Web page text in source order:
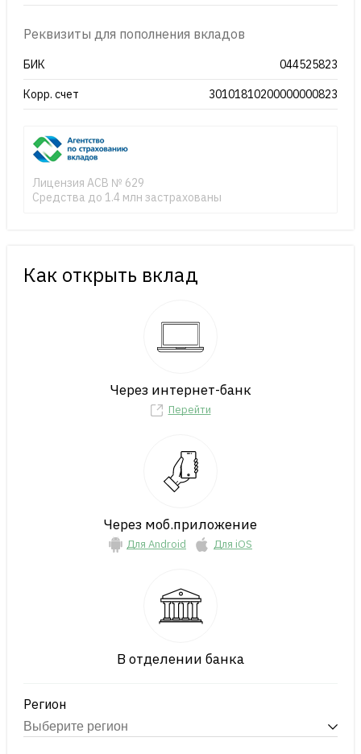
Реквизиты для пополнения вкладов
БИК 044525823
Корр. счет 30101810200000000823
Лицензия АСВ № 629
Средства до 1.4 млн застрахованы
Как открыть вклад
Через интернет-банк
Перейти
Через моб.приложение
Для Android Для iOS
В отделении банка
Регион